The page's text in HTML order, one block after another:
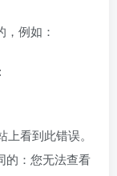
例如：
上看到此错误。
的：您无法查看